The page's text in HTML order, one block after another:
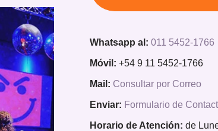
Whatsapp al: 011 5452-1766
Móvil: +54 9 11 5452-1766
Mail: Consultar por Correo
Enviar: Formulario de
Horario de Atención: de